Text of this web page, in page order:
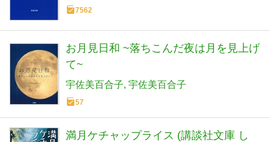
7562
お月見日和 ~落ちこんだ夜は月を見上げ
て~
宇佐美百合子 宇佐美百合子
57
満月ケチャップライス (講談社文庫 し